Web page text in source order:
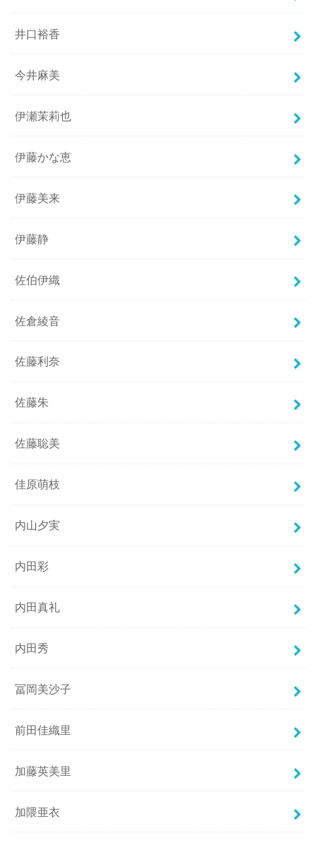
井口裕香
今井麻美
伊瀬茉莉也
伊藤かな恵
伊藤美来
伊藤静
佐伯伊織
佐倉綾音
佐藤利奈
佐藤朱
佐藤聡美
佳原萌枝
内山夕実
内田彩
内田真礼
内田秀
冨岡美沙子
前田佳織里
加藤英美里
加隈亜衣